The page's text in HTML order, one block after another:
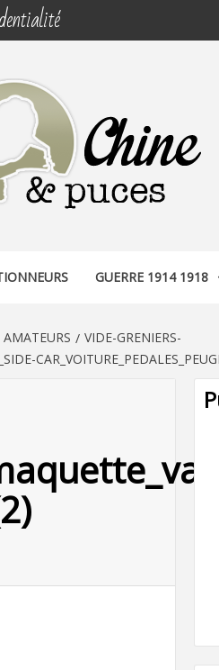
GUERRE 1914 1918
AMATEURS
VIDE-GRENIERS-